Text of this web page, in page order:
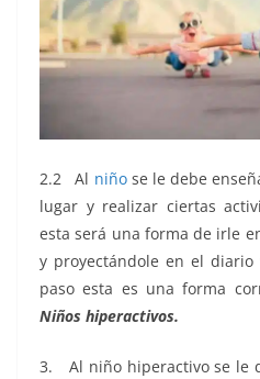
2.2 Al niño se le debe
lugar y realizar ciertas
esta será una forma de irle
y proyectándole en el
paso esta es una forma
Niños hiperactivos.
3. Al niño hiperactivo se le